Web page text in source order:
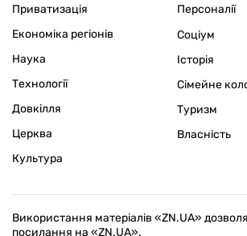
Приватизація
Економіка регіонів
Персоналії
Наука
Технології
Довкілля
Церква
Культура
Соціум
Історія
Сімейне
Туризм
Власність
Використання матеріалів «ZN.UA»
посилання на «ZN.UA».